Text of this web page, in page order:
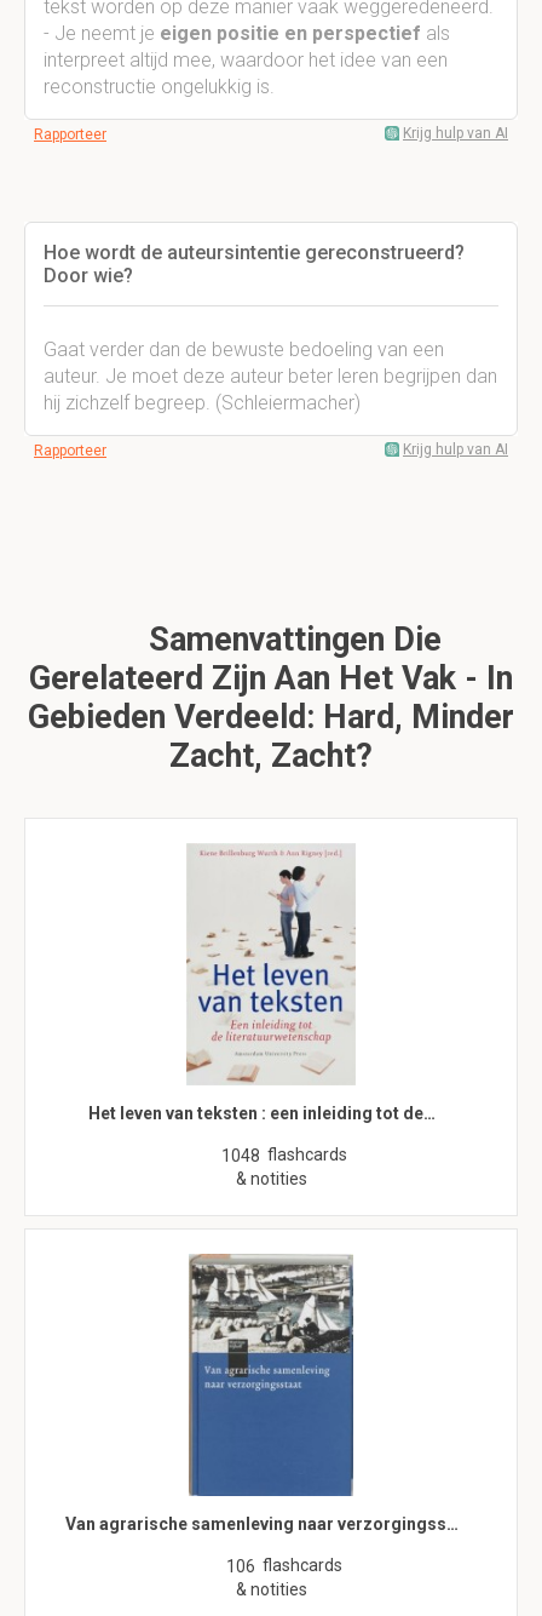
tekst worden op deze manier vaak weggeredeneerd.
- Je neemt je eigen positie en perspectief als
interpreet altijd mee, waardoor het idee van een
reconstructie ongelukkig is.
Rapporteer Krijg hulp van AI
Hoe wordt de auteursintentie gereconstrueerd?
Door wie?
Gaat verder dan de bewuste bedoeling van een
auteur. Je moet deze auteur beter leren begrijpen dan
hij zichzelf begreep. (Schleiermacher)
Rapporteer Krijg hulp van AI
Samenvattingen Die
Gerelateerd Zijn Aan Het Vak - In
Gebieden Verdeeld: Hard, Minder
Zacht, Zacht?
Het leven van teksten : een inleiding tot de…
1048 flashcards
& notities
Van agrarische samenleving naar verzorgingss…
106 flashcards
& notities